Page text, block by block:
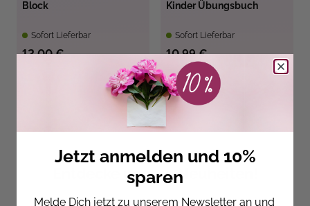
Block
Sofort Lieferbar
12,00 €
Kinder Übungsbuch
Sofort Lieferbar
10,99 €
Entdecke unsere Neuheiten!
Jetzt anmelden und 10%
sparen
Melde Dich jetzt zu unserem Newsletter an und